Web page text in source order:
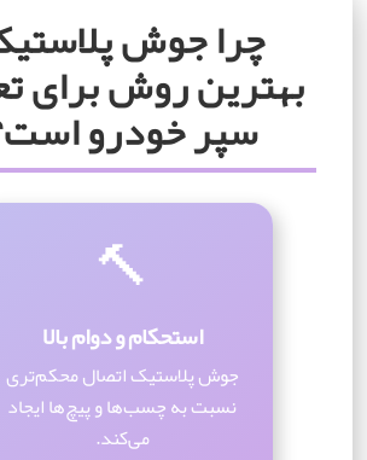
چرا جوش
بهترین روش برای
سپر خودرو
🔨
استحکام و دوام بالا
جوش پلاستیک اتصال محکم‌تری
نسبت به چسب‌ها و پیچ‌ها ایجاد
می‌کند.